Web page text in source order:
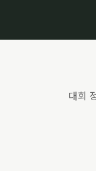
대회